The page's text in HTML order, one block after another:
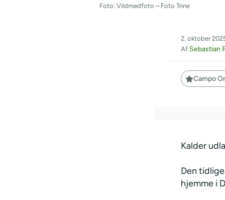
Foto: Vildmedfoto – Foto Trine
2. oktober
Af Sebastian
Campo
Kalder
Den
hjemme i